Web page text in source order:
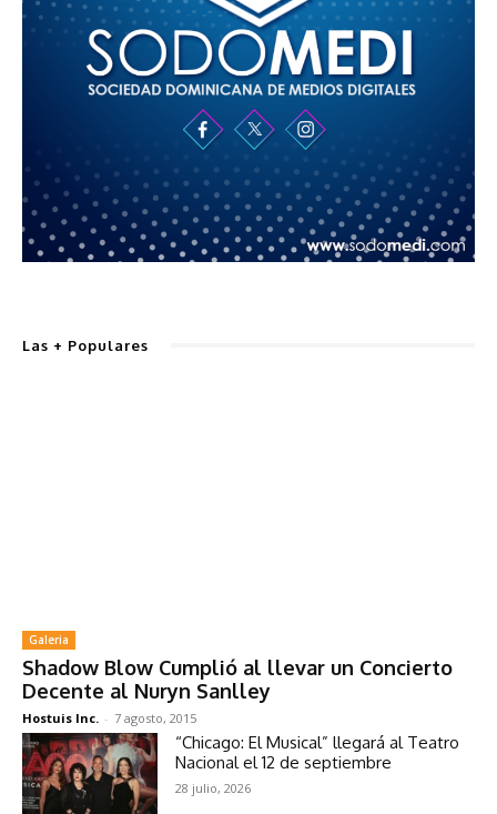
Las + Populares
Galeria
Shadow Blow Cumplió al llevar un Concierto
Decente al Nuryn Sanlley
Hostuis Inc. - 7 agosto, 2015
“Chicago: El Musical” llegará al Teatro
Nacional el 12 de septiembre
28 julio, 2026